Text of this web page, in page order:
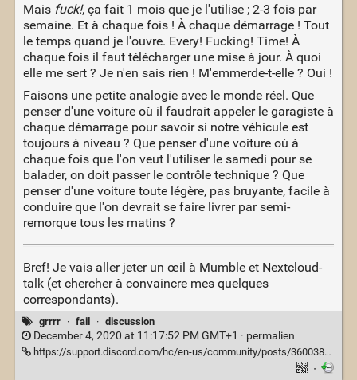
Mais fuck!, ça fait 1 mois que je l'utilise ; 2-3 fois par
semaine. Et à chaque fois ! À chaque démarrage ! Tout
le temps quand je l'ouvre. Every! Fucking! Time! À
chaque fois il faut télécharger une mise à jour. À quoi
elle me sert ? Je n'en sais rien ! M'emmerde-t-elle ? Oui !
Faisons une petite analogie avec le monde réel. Que
penser d'une voiture où il faudrait appeler le garagiste à
chaque démarrage pour savoir si notre véhicule est
toujours à niveau ? Que penser d'une voiture où à
chaque fois que l'on veut l'utiliser le samedi pour se
balader, on doit passer le contrôle technique ? Que
penser d'une voiture toute légère, pas bruyante, facile à
conduire que l'on devrait se faire livrer par semi-
remorque tous les matins ?
Bref! Je vais aller jeter un œil à Mumble et Nextcloud-
talk (et chercher à convaincre mes quelques
correspondants).
grrrr · fail · discussion
December 4, 2020 at 11:17:52 PM GMT+1 · permalien
https://support.discord.com/hc/en-us/community/posts/360038991112-Less-updates-disable-auto-update-or-scheduled-updates-
·